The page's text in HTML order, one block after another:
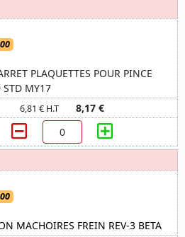
PLAQUETTES POUR PINCE
STD MY17
6,81 € H.T 8,17 €
MACHOIRES FREIN REV-3 BETA